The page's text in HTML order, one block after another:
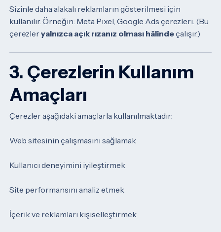
Sizinle daha alakalı reklamların gösterilmesi için
kullanılır. Örneğin: Meta Pixel, Google Ads çerezleri. (Bu
çerezleryalnızca açık rızanız olması hâlindeçalışır.)
3. Çerezlerin Kullanım
Amaçları
Çerezler aşağıdaki amaçlarla kullanılmaktadır:
Web sitesinin çalışmasını sağlamak
Kullanıcı deneyimini iyileştirmek
Site performansını analiz etmek
İçerik ve reklamları kişiselleştirmek